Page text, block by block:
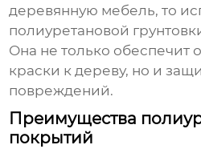
деревянную мебель, то
полиуретановой
Она не только обеспечит
краски к дереву, но и
повреждений.
Преимущества
покрытий